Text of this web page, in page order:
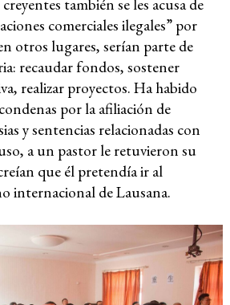
también se les acusa de
comerciales ilegales” por
otros lugares, serían parte de
recaudar fondos, sostener
realizar proyectos. Ha habido
por la afiliación de
y sentencias relacionadas con
a un pastor le retuvieron su
que él pretendía ir al
internacional de Lausana.